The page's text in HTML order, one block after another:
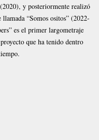
y posteriormente realizó
“Somos ositos” (2022-
es el primer largometraje
que ha tenido dentro